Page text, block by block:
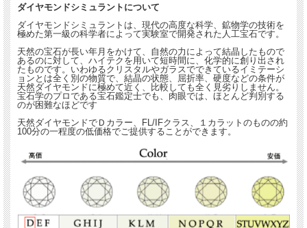
ダイヤモンドシミュラントについて
ダイヤモンドシミュラントは、現代の高度な科学、鉱物学の技術を
極めた第一級の科学者によって実験室で開発された人工宝石です。
天然の宝石が長い年月をかけて、自然の力によって結晶したもので
あるのに対して、ハイテクを用いて短時間に、化学的に創り出され
たものです。いわゆるクリスタルやガラスでできているイミテーシ
ョンとは全く別の物質で、結晶の状態、屈折率、硬度などの条件が
天然ダイヤモンドに極めて近く、比較しても全く見劣りしません。
宝石学のプロである宝石鑑定士でも、肉眼では、ほとんど判別する
のが困難なほどです
天然ダイヤモンドでＤカラー、FL/IFクラス、１カラットのものの約
100分の一程度の低価格でご提供することができます。